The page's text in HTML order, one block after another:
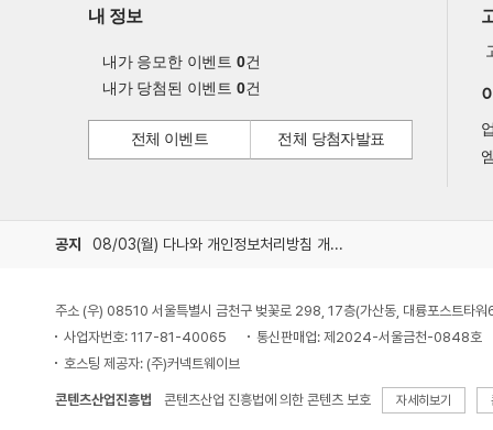
내 정보
내가 응모한 이벤트 0건
내가 당첨된 이벤트 0건
전체 이벤트 전체 당첨자발표
공지 08/03(월) 다나와 개인정보처리방침 개정 안내
주소 (우) 08510 서울특별시 금천구 벚꽃로 298, 17층(가산동, 대륭포스트타워
사업자번호: 117-81-40065
통신판매업: 제2024-서울금천-0848호
호스팅 제공자: (주)커넥트웨이브
콘텐츠산업진흥법 콘텐츠산업 진흥법에 의한 콘텐츠 보호 자세히보기